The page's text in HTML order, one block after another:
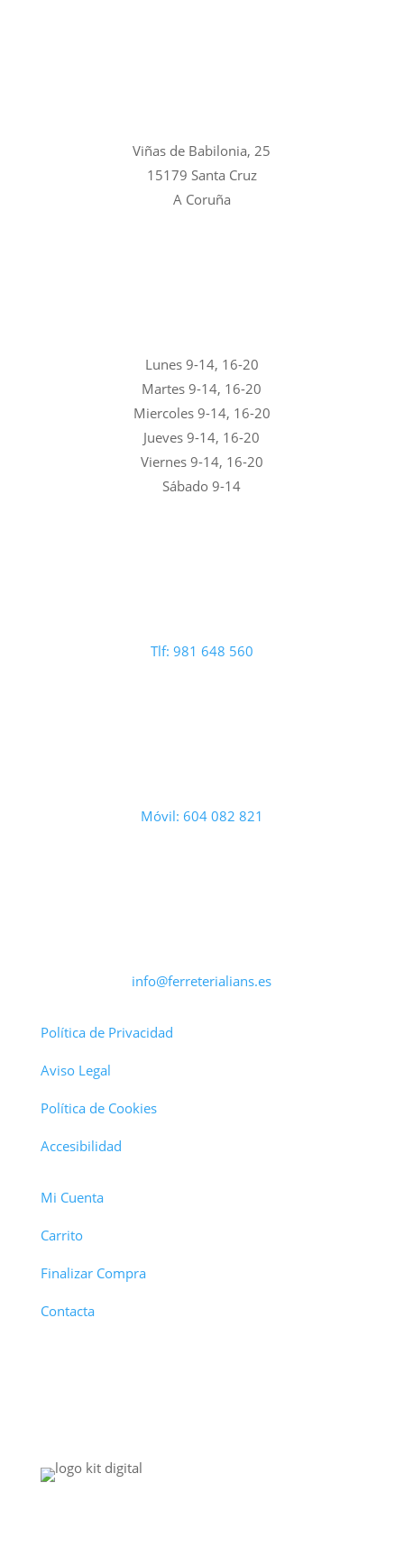
Viñas de Babilonia, 25
15179 Santa Cruz
A Coruña
Lunes 9-14, 16-20
Martes 9-14, 16-20
Miercoles 9-14, 16-20
Jueves 9-14, 16-20
Viernes 9-14, 16-20
Sábado 9-14
Tlf: 981 648 560
Móvil: 604 082 821
info@ferreterialians.es
Política de Privacidad
Aviso Legal
Política de Cookies
Accesibilidad
Mi Cuenta
Carrito
Finalizar Compra
Contacta